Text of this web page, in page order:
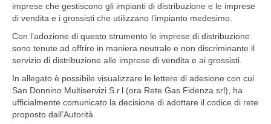
imprese che gestiscono gli impianti di distribuzione e le imprese
di vendita e i grossisti che utilizzano l’impianto medesimo.
Con l’adozione di questo strumento le imprese di distribuzione
sono tenute ad offrire in maniera neutrale e non discriminante il
servizio di distribuzione alle imprese di vendita e ai grossisti.
In allegato è possibile visualizzare le lettere di adesione con cui
San Donnino Multiservizi S.r.l.(ora Rete Gas Fidenza srl), ha
ufficialmente comunicato la decisione di adottare il codice di rete
proposto dall’Autorità.